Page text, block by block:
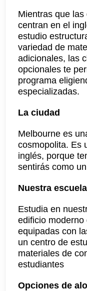
Mientras que
centran en el
estudio
variedad de
adicionales, las
opcionales te
programa
especializadas.
La ciudad
Melbourne es
cosmopolita. Es
inglés, porque
sentirás como
Nuestra
Estudia en
edificio
equipadas con
un centro de
materiales de
estudiantes
Opciones de